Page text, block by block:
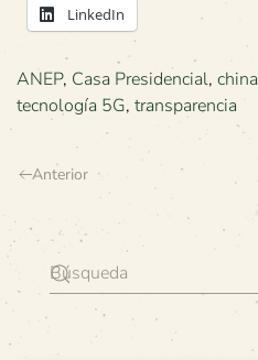
LinkedIn
ANEP, Casa Presidencial, china
tecnología 5G, transparencia
Anterior